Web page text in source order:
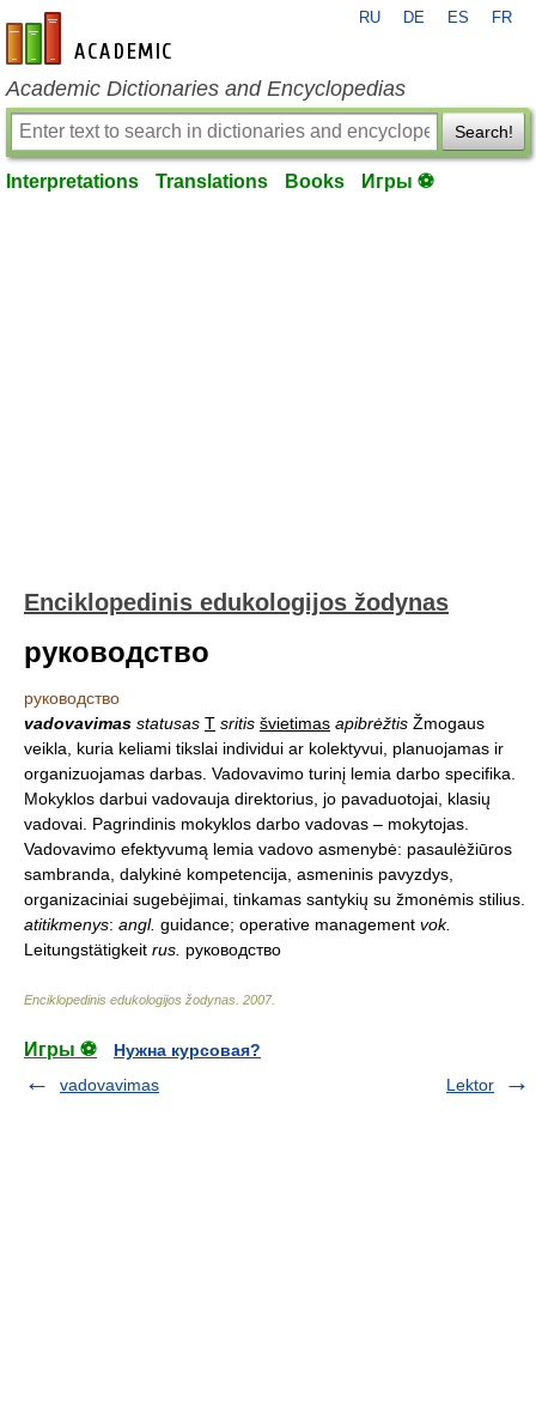
en-academic.com
RU DE ES FR
Academic Dictionaries and Encyclopedias
Search!
Interpretations Translations Books Игры ⚽
Enciklopedinis edukologijos žodynas
руководство
руководство
vadovavimas statusas T sritis švietimas apibrėžtis Žmogaus
veikla, kuria keliami tikslai individui ar kolektyvui, planuojamas ir
organizuojamas darbas. Vadovavimo turinį lemia darbo specifika.
Mokyklos darbui vadovauja direktorius, jo pavaduotojai, klasių
vadovai. Pagrindinis mokyklos darbo vadovas – mokytojas.
Vadovavimo efektyvumą lemia vadovo asmenybė: pasaulėžiūros
sambranda, dalykinė kompetencija, asmeninis pavyzdys,
organizaciniai sugebėjimai, tinkamas santykių su žmonėmis stilius.
atitikmenys: angl. guidance; operative management vok.
Leitungstätigkeit rus. руководство
Enciklopedinis edukologijos žodynas 2007.
Игры ⚽
Нужна курсовая?
vadovavimas
Lektor